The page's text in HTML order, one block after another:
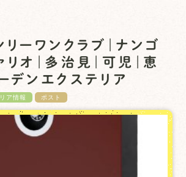
リーワンクラブ｜ナンゴ
リオ｜多治見｜可児｜恵
デンエクステリア
ア情報 ポスト